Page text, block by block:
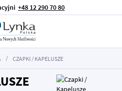
+48 12 290 70 80
CZAPKI / KAPELUSZE